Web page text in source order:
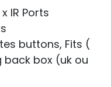
IR Ports
buttons, Fits (
box (uk ou